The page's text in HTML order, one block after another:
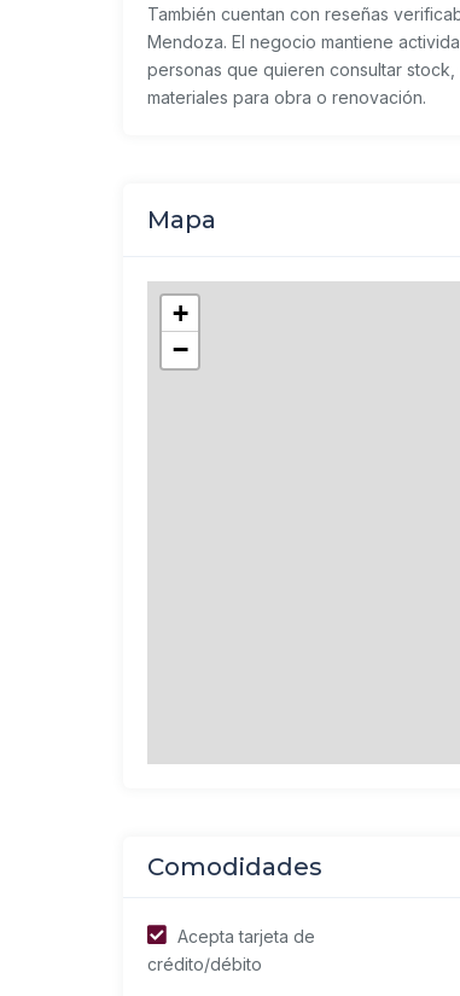
También cuentan con reseñas
Mendoza. El negocio mantiene
personas que quieren consultar
materiales para obra o renovación.
Mapa
+
−
Comodidades
Acepta tarjeta de
crédito/débito